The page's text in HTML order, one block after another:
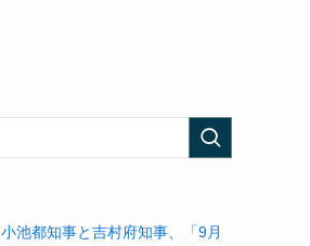
小池都知事と吉村府知事、「9月